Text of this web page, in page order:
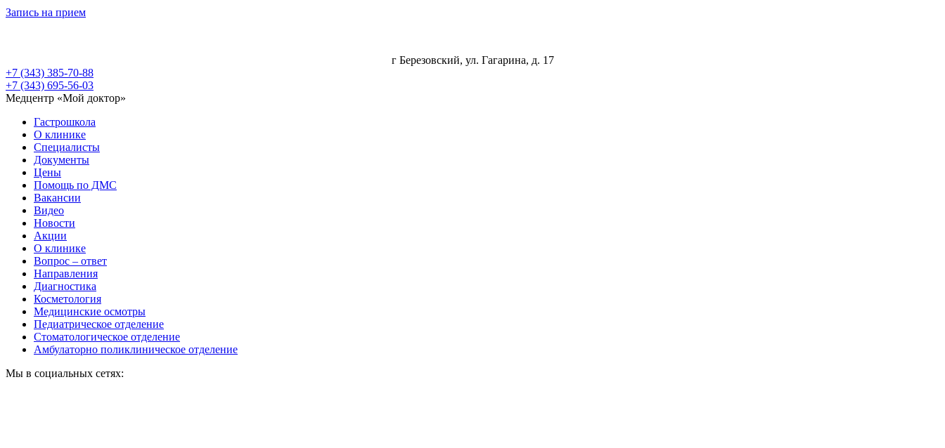
Запись на прием
г Березовский, ул. Гагарина, д. 17
+7 (343) 385-70-88
+7 (343) 695-56-03
Медцентр «Мой доктор»
Гастрошкола
О клинике
Специалисты
Документы
Цены
Помощь по ДМС
Вакансии
Видео
Новости
Акции
О клинике
Вопрос – ответ
Направления
Диагностика
Косметология
Медицинские осмотры
Педиатрическое отделение
Стоматологическое отделение
Амбулаторно поликлиническое отделение
Мы в социальных сетях: